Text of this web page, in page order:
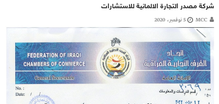
شركة مصدر التجارة الالمانية للاستشارات
MCC 5 نوفمبر، 2020